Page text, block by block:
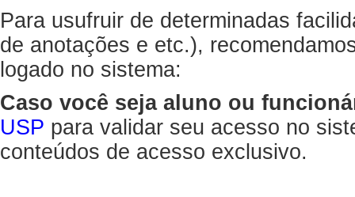
Para usufruir de determinadas
de anotações e etc.),
logado no sistema:
Caso você seja aluno ou
USP para validar seu acesso no
conteúdos de acesso exclusivo.